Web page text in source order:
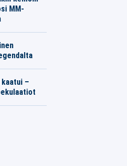
MM-
kaatui –